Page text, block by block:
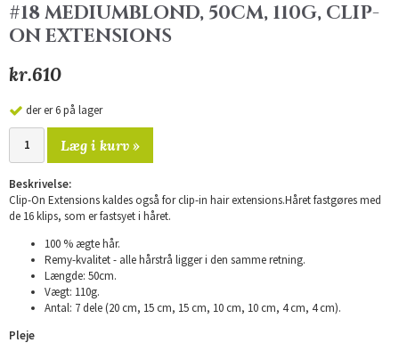
#18 MEDIUMBLOND, 50CM, 110G, CLIP-
ON EXTENSIONS
kr.610
der er 6 på lager
Læg i kurv »
Beskrivelse:
Clip-On Extensions kaldes også for clip-in hair extensions.Håret fastgøres med
de 16 klips, som er fastsyet i håret.
100 % ægte hår.
Remy-kvalitet - alle hårstrå ligger i den samme retning.
Længde: 50cm.
Vægt: 110g.
Antal: 7 dele (20 cm, 15 cm, 15 cm, 10 cm, 10 cm, 4 cm, 4 cm).
Pleje